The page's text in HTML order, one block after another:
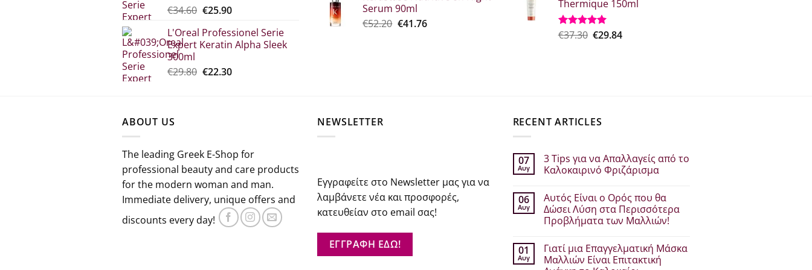
€34.60 Original
which
was:
€25.90The
price
is:
L'Oreal Professionel Serie
Expert Keratin Alpha Sleek
300ml
€29.80 Original
€22.30Η
€26.00.
€20.80.
Serum 90ml
€52.20 Original
€41.76Η
€26.50.είναι:
Thermique 150ml
Rated5.00
€37.30 Original
€29.84Η
ABOUT US
The leading Greek E-Shop for
professional beauty and care products
for the modern woman and man.
Immediate delivery, unique offers and
discounts every day!
NEWSLETTER
Εγγραφείτε στο Newsletter μας για να
λαμβάνετε νέα και προσφορές,
κατευθείαν στο email σας!
ΕΓΓΡΑΦΗ ΕΔΩ!
RECENT ARTICLES
07
Αυγ
3 Tips για να Απαλλαγείς από το
Καλοκαιρινό Φριζάρισμα
σχόλια
στο
3
Tips
για
Απαλλαγείς
από
το
06
Αυγ
Αυτός Είναι ο Ορός που θα
Δώσει Λύση στα Περισσότερα
Προβλήματα των Μαλλιών!
σχόλια
στο
Αυτός
01
Αυγ
Γιατί μια Επαγγελματική Μάσκα
Μαλλιών Είναι Επιτακτική